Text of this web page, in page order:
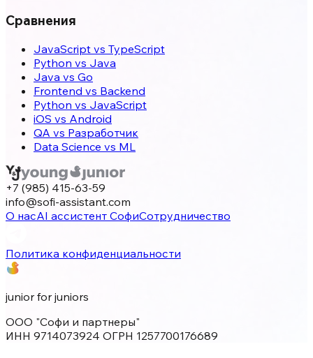
Сравнения
JavaScript vs TypeScript
Python vs Java
Java vs Go
Frontend vs Backend
Python vs JavaScript
iOS vs Android
QA vs Разработчик
Data Science vs ML
+7 (985) 415-63-59
info@sofi-assistant.com
О насAI ассистент СофиСотрудничество
Политика конфиденциальности
junior for juniors
ООО "Софи и партнеры"
ИНН 9714073924 ОГРН 1257700176689